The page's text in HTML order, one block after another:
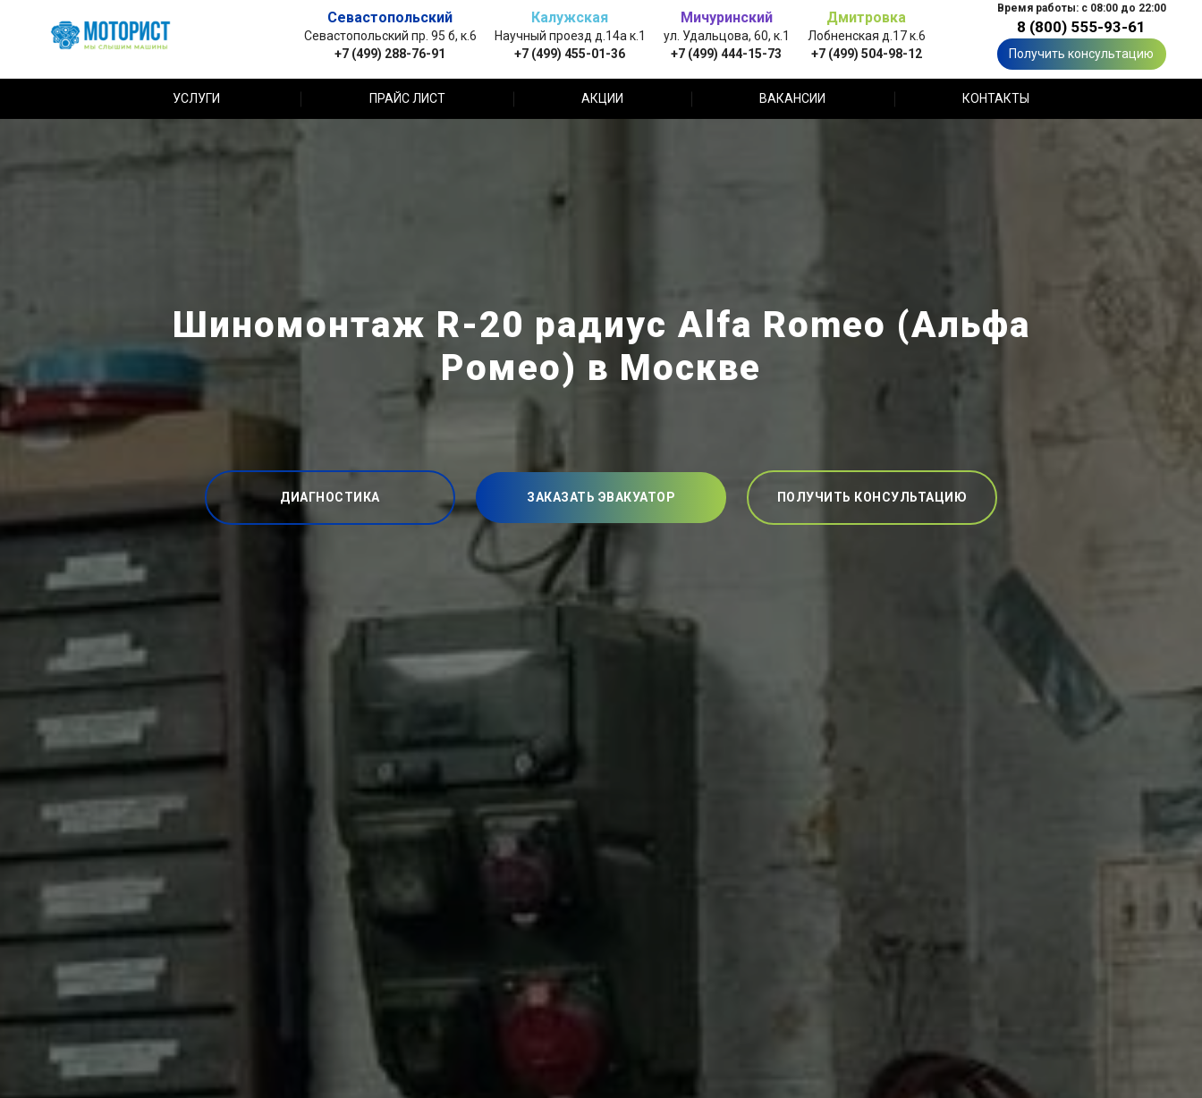
Севастопольский
Севастопольский пр. 95 б, к.6
+7 (499) 288-76-91
Калужская
Научный проезд д.14а к.1
+7 (499) 455-01-36
Мичуринский
ул. Удальцова, 60, к.1
+7 (499) 444-15-73
Дмитровка
Лобненская д.17 к.6
+7 (499) 504-98-12
Время работы: с 08:00 до 22:00
8 (800) 555-93-61
Получить консультацию
УСЛУГИ ПРАЙС ЛИСТ АКЦИИ ВАКАНСИИ КОНТАКТЫ
Шиномонтаж R-20 радиус Alfa Romeo (Альфа
Ромео) в Москве
ДИАГНОСТИКА ЗАКАЗАТЬ ЭВАКУАТОР ПОЛУЧИТЬ КОНСУЛЬТАЦИЮ